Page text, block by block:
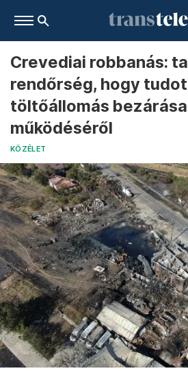
Crevediai robbanás:
rendőrség, hogy
töltőállomás
működéséről
KÖZÉLET